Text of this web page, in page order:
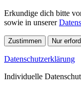
Erkundige dich bitte
sowie in unserer
Zustimmen Nur
Datenschutzerklärung
Individuelle